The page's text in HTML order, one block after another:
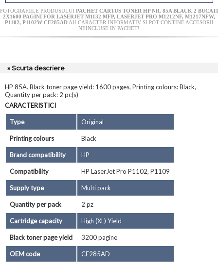
FOTOGRAFIILE PRODUSULUI PACHET CARTUS TONER HP NR. 85A BLACK 2 BUCATI
2X1600 PAGINI FOR LASERJET M1132 MFP, LASERJET PRO M1212NF, M1217NFW,
P1102, P1102W CE285ADAU CARACTER INFORMATIV SI POT CONTINE ACCESORII
NEINCLUSE IN PACHET!
» Scurta descriere
HP 85A. Black toner page yield: 1600 pages, Printing colours: Black,
Quantity per pack: 2 pc(s)
CARACTERISTICI
Type Original
Printing colours Black
Brand compatibility HP
Compatibility HP LaserJet Pro P1102, P1109
Supply type Multi pack
Quantity per pack 2 pz
Cartridge capacity High (XL) Yield
Black toner page yield 3200 pagine
OEM code CE285AD